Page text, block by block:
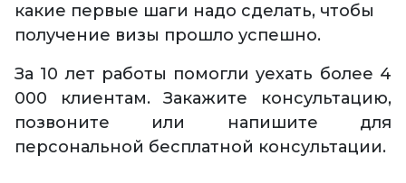
какие первые шаги надо сделать, чтобы
получение визы прошло успешно.
За 10 лет работы помогли уехать более 4
000 клиентам. Закажите консультацию,
позвоните или напишите для
персональной бесплатной консультации.